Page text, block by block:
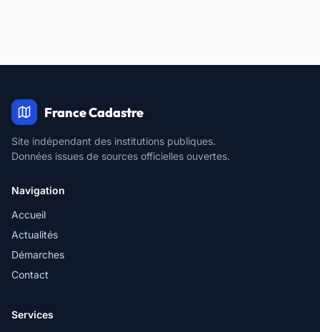
France Cadastre
Site indépendant des institutions publiques.
Données issues de sources officielles ouvertes.
Navigation
Accueil
Actualités
Démarches
Contact
Services